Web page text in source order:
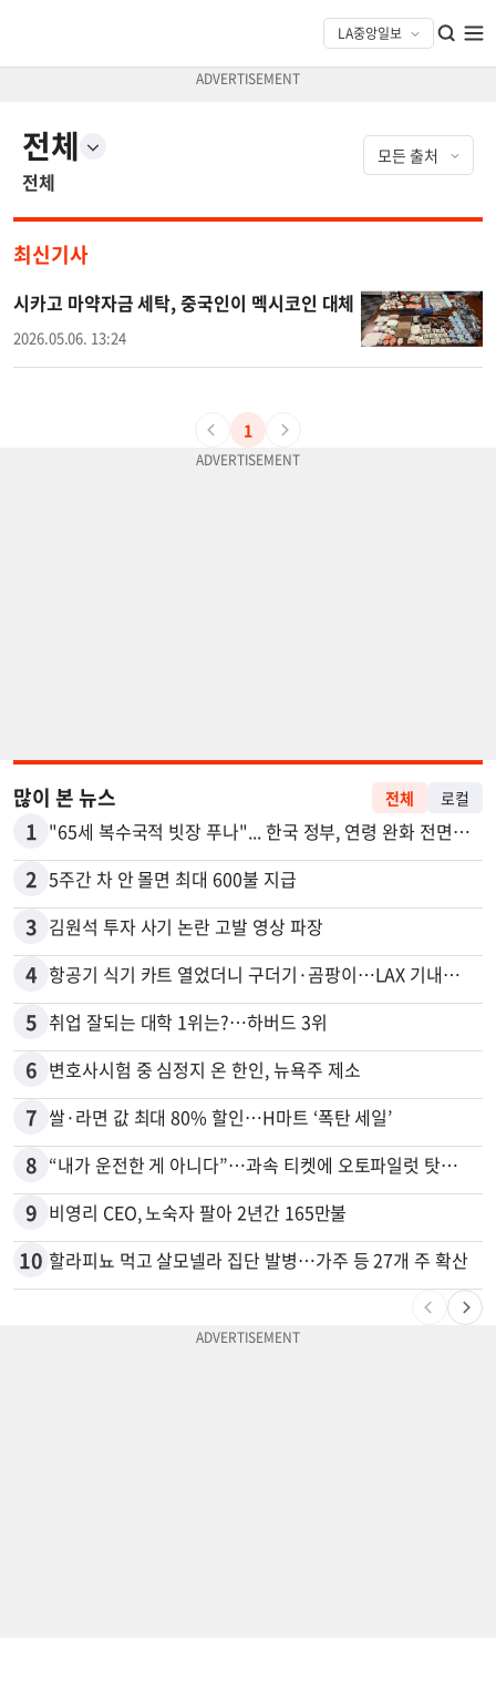
전체
전체
최신기사
시카고 마약자금 세탁, 중국인이 멕시코인 대체
2026.05.06. 13:24
1
많이 본 뉴스 전체 로컬
1 "65세 복수국적 빗장 푸나"... 한국 정부, 연령 완화 전면 추진
2 5주간 차 안 몰면 최대 600불 지급
3 김원석 투자 사기 논란 고발 영상 파장
4 항공기 식기 카트 열었더니 구더기·곰팡이…LAX 기내식 업체 논란
5 취업 잘되는 대학 1위는?…하버드 3위
6 변호사시험 중 심정지 온 한인, 뉴욕주 제소
7 쌀·라면 값 최대 80% 할인…H마트 ‘폭탄 세일’
8 “내가 운전한 게 아니다”…과속 티켓에 오토파일럿 탓한 운전자
9 비영리 CEO, 노숙자 팔아 2년간 165만불
10 할라피뇨 먹고 살모넬라 집단 발병…가주 등 27개 주 확산